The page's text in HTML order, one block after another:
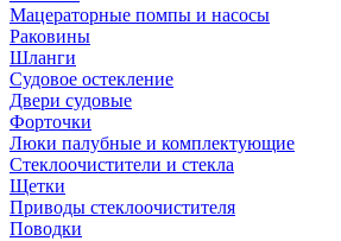
Мацераторные помпы и насосы
Раковины
Шланги
Судовое остекление
Двери судовые
Форточки
Люки палубные и комплектующие
Стеклоочистители и стекла
Щетки
Приводы стеклоочистителя
Поводки